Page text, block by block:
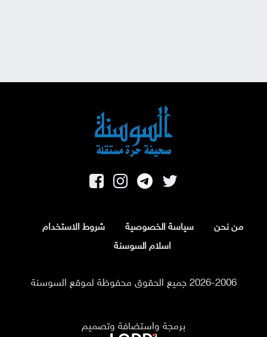
من نحن سياسة الخصوصية
شروط الاستخدام
اسلام السوسنة
2026-2006 جميع الحقوق محفوظة لموقع السوسنة
برمجة واستضافة وتصميم